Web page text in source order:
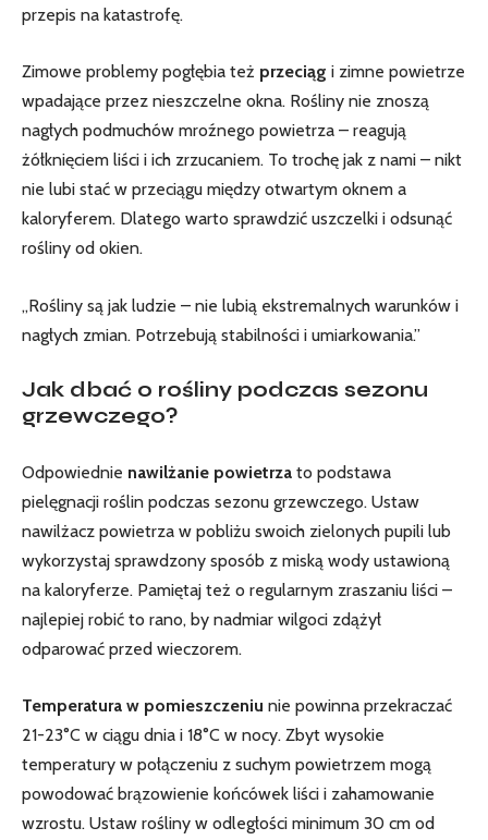
⁤przepis na katastrofę.
Zimowe problemy pogłębia też przeciąg i zimne powietrze
wpadające przez nieszczelne okna. Rośliny nie znoszą
nagłych podmuchów⁣ mroźnego powietrza⁤ – reagują
żółknięciem liści i ich zrzucaniem. To trochę jak z ⁣nami – nikt
nie lubi stać w przeciągu między otwartym oknem a
kaloryferem. Dlatego ⁣warto sprawdzić uszczelki i odsunąć
rośliny od okien.
„Rośliny są jak ​ludzie – nie lubią ekstremalnych warunków i⁢
nagłych zmian. Potrzebują stabilności ⁣i umiarkowania.”
Jak dbać o ⁢rośliny podczas sezonu
grzewczego?
Odpowiednie nawilżanie powietrza to podstawa
pielęgnacji roślin podczas sezonu grzewczego. Ustaw
nawilżacz ⁣powietrza w pobliżu swoich zielonych pupili lub
wykorzystaj ⁢sprawdzony⁣ sposób z miską wody ustawioną
‌na kaloryferze. Pamiętaj też o regularnym zraszaniu liści –
najlepiej robić to rano, by nadmiar wilgoci zdążył
odparować przed wieczorem.
Temperatura w pomieszczeniu nie powinna przekraczać
21-23°C w ciągu dnia i 18°C w nocy. Zbyt wysokie
temperatury w połączeniu z suchym powietrzem mogą
powodować brązowienie końcówek ⁣liści i zahamowanie
wzrostu. Ustaw rośliny w odległości minimum 30 cm od